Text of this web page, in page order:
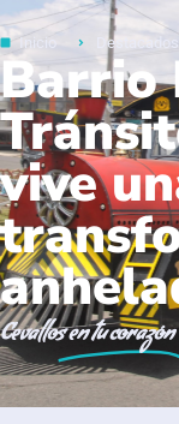
Inicio Destacados
Barrio
vive
Cevallosen tu corazón